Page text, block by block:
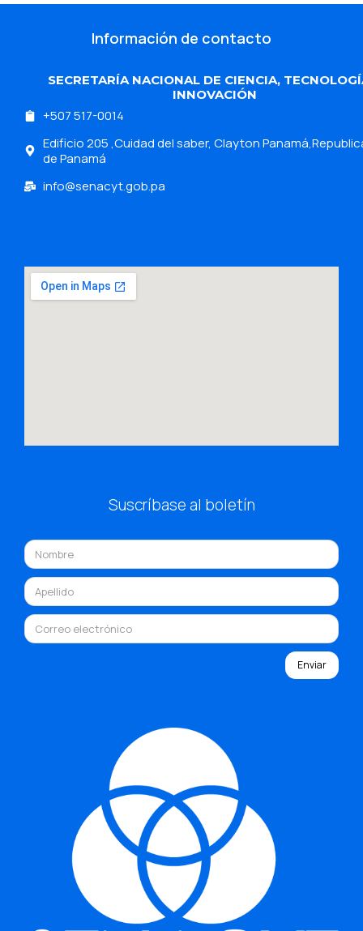
Información de contacto
SECRETARÍA NACIONAL DE CIENCIA,
INNOVACIÓN
+507 517-0014
Edificio 205 ,Cuidad del saber, Clayton
de Panamá
info@senacyt.gob.pa
Suscríbase al boletín
Enviar